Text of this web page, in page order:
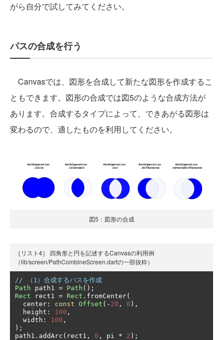
がら自分で試してみてください。
パスの合成を行う
Canvasでは、図形を合成して新たな図形を作成するこ
ともできます。図形の合成では図5のような合成方法が
あります。合成するタイプによって、できあがる図形は
変わるので、適したものを利用してください。
図5：図形の合成
［リスト4］ 四角形と円を記述するCanvasの利用例
（lib/screen/PathCombineScreen.dartの一部抜粋）
// （1）合成するパスを作成
Path path1 = Path ();
Rect rect1 = Rect . fromCenter(
  center
: const Offset (- 20 , 0 ),
  height
: 100 ,
  width
: 100 ,
);
path1 . addArc ( rect1 , 0 , pi * 2 );